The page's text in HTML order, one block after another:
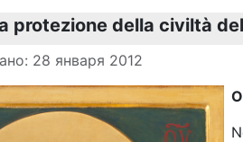
protezione della civiltà
материале
28 января 2012